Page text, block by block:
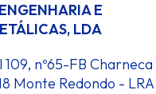
E
LDA
nº65-FB Charneca
Monte Redondo -